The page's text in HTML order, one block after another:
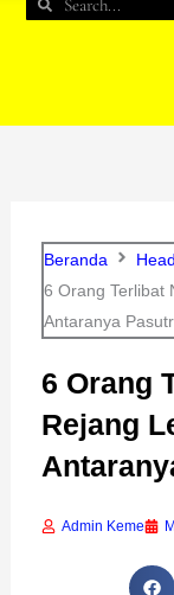
Beranda
6 Orang Terlibat
Antaranya
6 Orang
Rejang
Admin Keme